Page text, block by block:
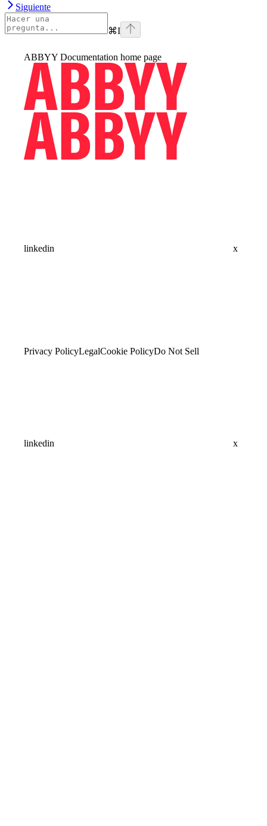
Siguiente
⌘I
ABBYY Documentation home page
linkedin x
Privacy PolicyLegalCookie PolicyDo Not Sell
linkedin x